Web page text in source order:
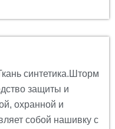
синтетика.Шторм
защиты и
охранной и
собой нашивку с